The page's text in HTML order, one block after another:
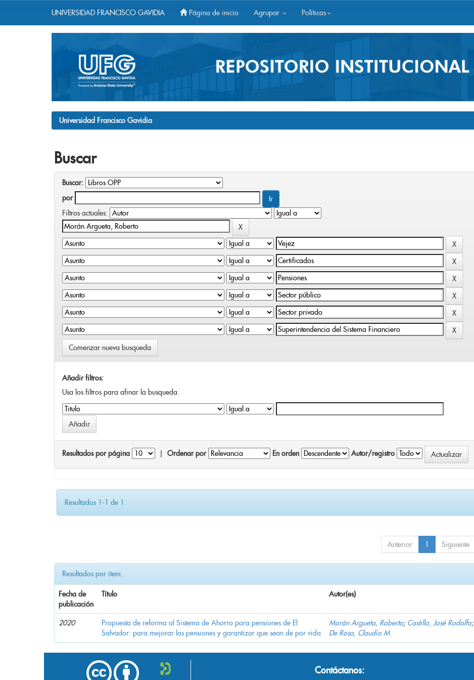
UNIVERSIDAD FRANCISCO GAVIDIA Página de inicio Agrupar Políticas
Universidad Francisco Gavidia
Buscar
Buscar:
por
Filtros actuales:
Comenzar nueva busqueda
Añadir filtros:
Usa los filtros para afinar la busqueda.
Resultados por página Ordenar por En orden Autor/registro
Resultados 1-1 de 1.
Anterior 1 Siguiente
Resultados por ítem:
Fecha de
publicación
Título Autor(es)
2020
Propuesta de reforma al Sistema de Ahorro para pensiones de El
Salvador: para mejorar las pensiones y garantizar que sean de por vida
Morán Argueta, Roberto; Castillo, José Rodolfo;
De Rosa, Claudio M.
Contáctanos: